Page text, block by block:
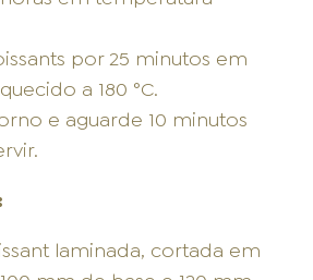
por 25 minutos em
a 180 °C.
e aguarde 10 minutos
laminada, cortada em